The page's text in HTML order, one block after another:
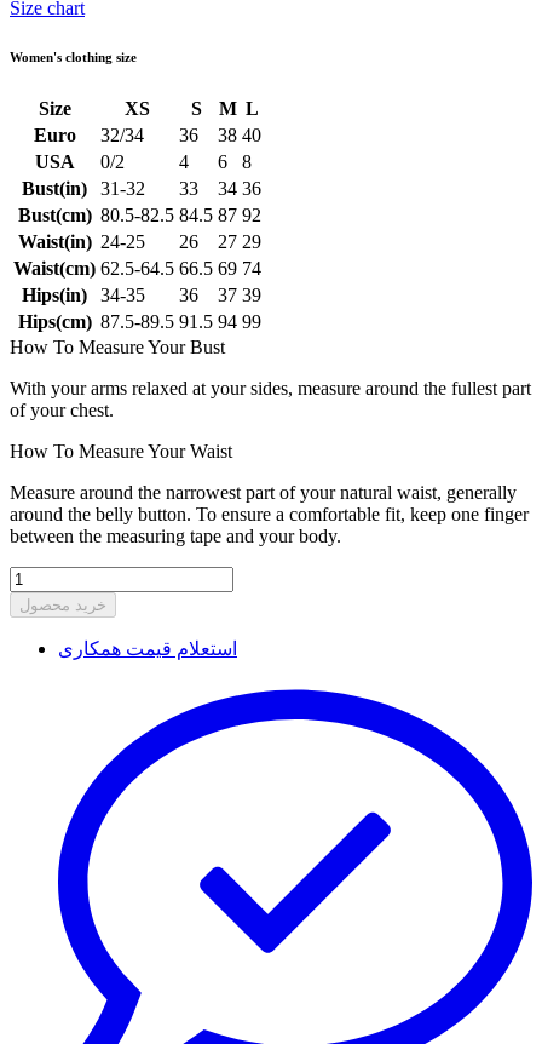
Size chart
Women's clothing size
Size XS S M L
Euro
32/34 36 38 40
USA
0/2 4 6
8
Bust(in)
31-32 33 34 36
Bust(cm) 80.5-82.5 84.5 87 92
Waist(in) 24-25 26 27 29
Waist(cm) 62.5-64.5 66.5 69 74
Hips(in)
34-35 36 37 39
Hips(cm) 87.5-89.5 91.5 94 99
How To Measure Your Bust
With your arms relaxed at your sides, measure around the fullest part
of your chest.
How To Measure Your Waist
Measure around the narrowest part of your natural waist, generally
around the belly button. To ensure a comfortable fit, keep one finger
between the measuring tape and your body.
خرید محصول
استعلام قیمت همکاری